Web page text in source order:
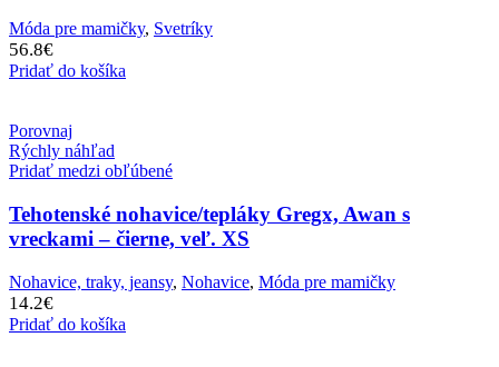
Móda pre mamičky, Svetríky
56.8€
Pridať do košíka
Porovnaj
Rýchly náhľad
Pridať medzi obľúbené
Tehotenské nohavice/tepláky Gregx, Awan s
vreckami – čierne, veľ. XS
Nohavice, traky, jeansy, Nohavice, Móda pre mamičky
14.2€
Pridať do košíka